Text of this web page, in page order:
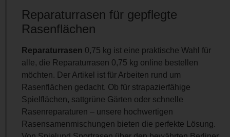
Reparaturrasen für gepflegte
Rasenflächen
Reparaturrasen 0,75 kg ist eine praktische Wahl für
alle, die Reparaturrasen 0,75 kg online bestellen
möchten. Der Artikel ist für Arbeiten rund um
Rasenflächen gedacht. Ob für strapazierfähige
Spielflächen, sattgrüne Gärten oder schnelle
Rasenreparaturen – unsere hochwertigen
Rasensamenmischungen bieten die perfekte Lösung.